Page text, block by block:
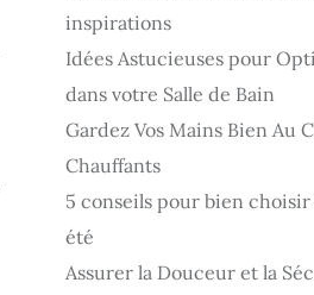
inspirations
Idées Astucieuses pour
dans votre Salle de Bain
Gardez Vos Mains Bien Au
Chauffants
5 conseils pour bien
été
Assurer la Douceur et la